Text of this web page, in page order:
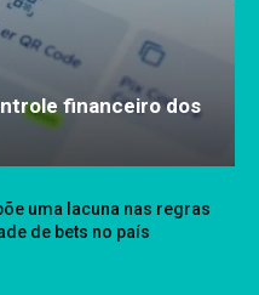
financeiro dos
uma lacuna nas regras
de bets no país